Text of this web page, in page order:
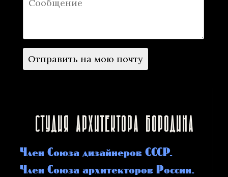
Студия архитектора Бородина
Член Союза дизайнеров СССР.
Член Союза архитекторов России.